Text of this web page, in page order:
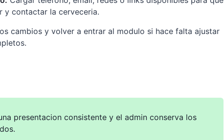
y contactar la cerveceria.
cambios y volver a entrar al modulo si hace falta ajustar
presentacion consistente y el admin conserva los